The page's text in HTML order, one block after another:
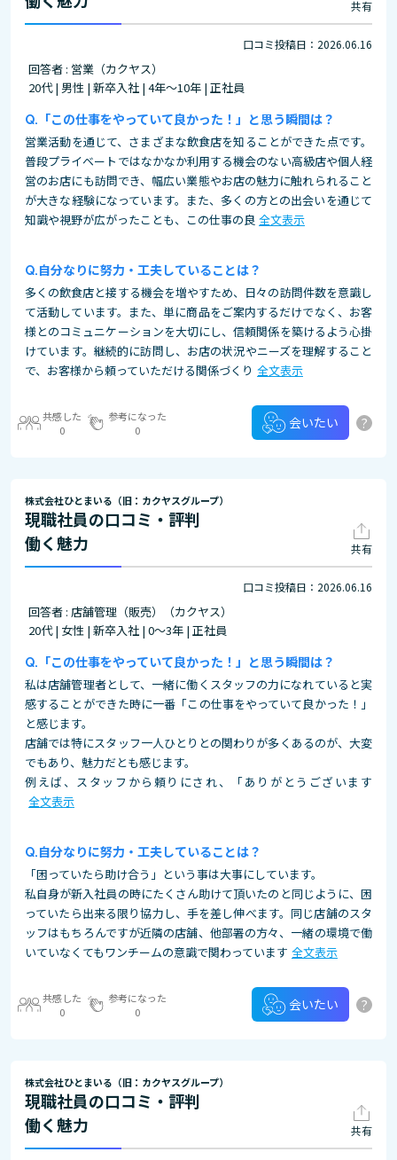
共有
口コミ投稿日：2026.06.16
回答者 : 営業（カクヤス）
20代 | 男性 | 新卒入社 | 4年～10年 | 正社員
「この仕事をやっていて良かった！」と思う瞬間は？
営業活動を通じて、さまざまな飲食店を知ることができた点です。
普段プライベートではなかなか利用する機会のない高級店や個人経
営のお店にも訪問でき、幅広い業態やお店の魅力に触れられること
が大きな経験になっています。また、多くの方との出会いを通じて
知識や視野が広がったことも、この仕事の良 全文表示
自分なりに努力・工夫していることは？
多くの飲食店と接する機会を増やすため、日々の訪問件数を意識し
て活動しています。また、単に商品をご案内するだけでなく、お客
様とのコミュニケーションを大切にし、信頼関係を築けるよう心掛
けています。継続的に訪問し、お店の状況やニーズを理解すること
で、お客様から頼っていただける関係づくり 全文表示
共感した
0
参考になった
0
会いたい ?
株式会社ひとまいる（旧：カクヤスグループ）
現職社員の口コミ・評判
働く魅力
共有
口コミ投稿日：2026.06.16
回答者 : 店舗管理（販売）（カクヤス）
20代 | 女性 | 新卒入社 | 0～3年 | 正社員
「この仕事をやっていて良かった！」と思う瞬間は？
私は店舗管理者として、一緒に働くスタッフの力になれていると実
感することができた時に一番「この仕事をやっていて良かった！」
と感じます。
店舗では特にスタッフ一人ひとりとの関わりが多くあるのが、大変
でもあり、魅力だとも感じます。
例えば、スタッフから頼りにされ、「ありがとうございます
全文表示
自分なりに努力・工夫していることは？
「困っていたら助け合う」という事は大事にしています。
私自身が新入社員の時にたくさん助けて頂いたのと同じように、困
っていたら出来る限り協力し、手を差し伸べます。同じ店舗のスタ
ッフはもちろんですが近隣の店舗、他部署の方々、一緒の環境で働
いていなくてもワンチームの意識で関わっています 全文表示
共感した
0
参考になった
0
会いたい ?
株式会社ひとまいる（旧：カクヤスグループ）
現職社員の口コミ・評判
働く魅力
共有